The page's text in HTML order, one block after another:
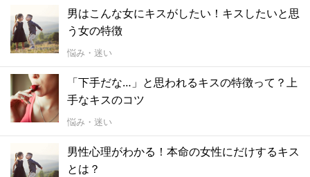
男はこんな女にキスがしたい！キスしたいと思
う女の特徴
悩み・迷い
「下手だな…」と思われるキスの特徴って？上
手なキスのコツ
悩み・迷い
男性心理がわかる！本命の女性にだけするキス
とは？